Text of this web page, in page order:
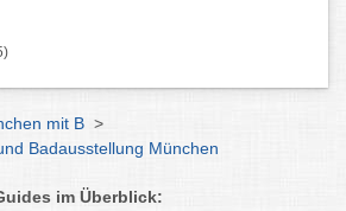
mit B >
Badausstellung München
im Überblick: